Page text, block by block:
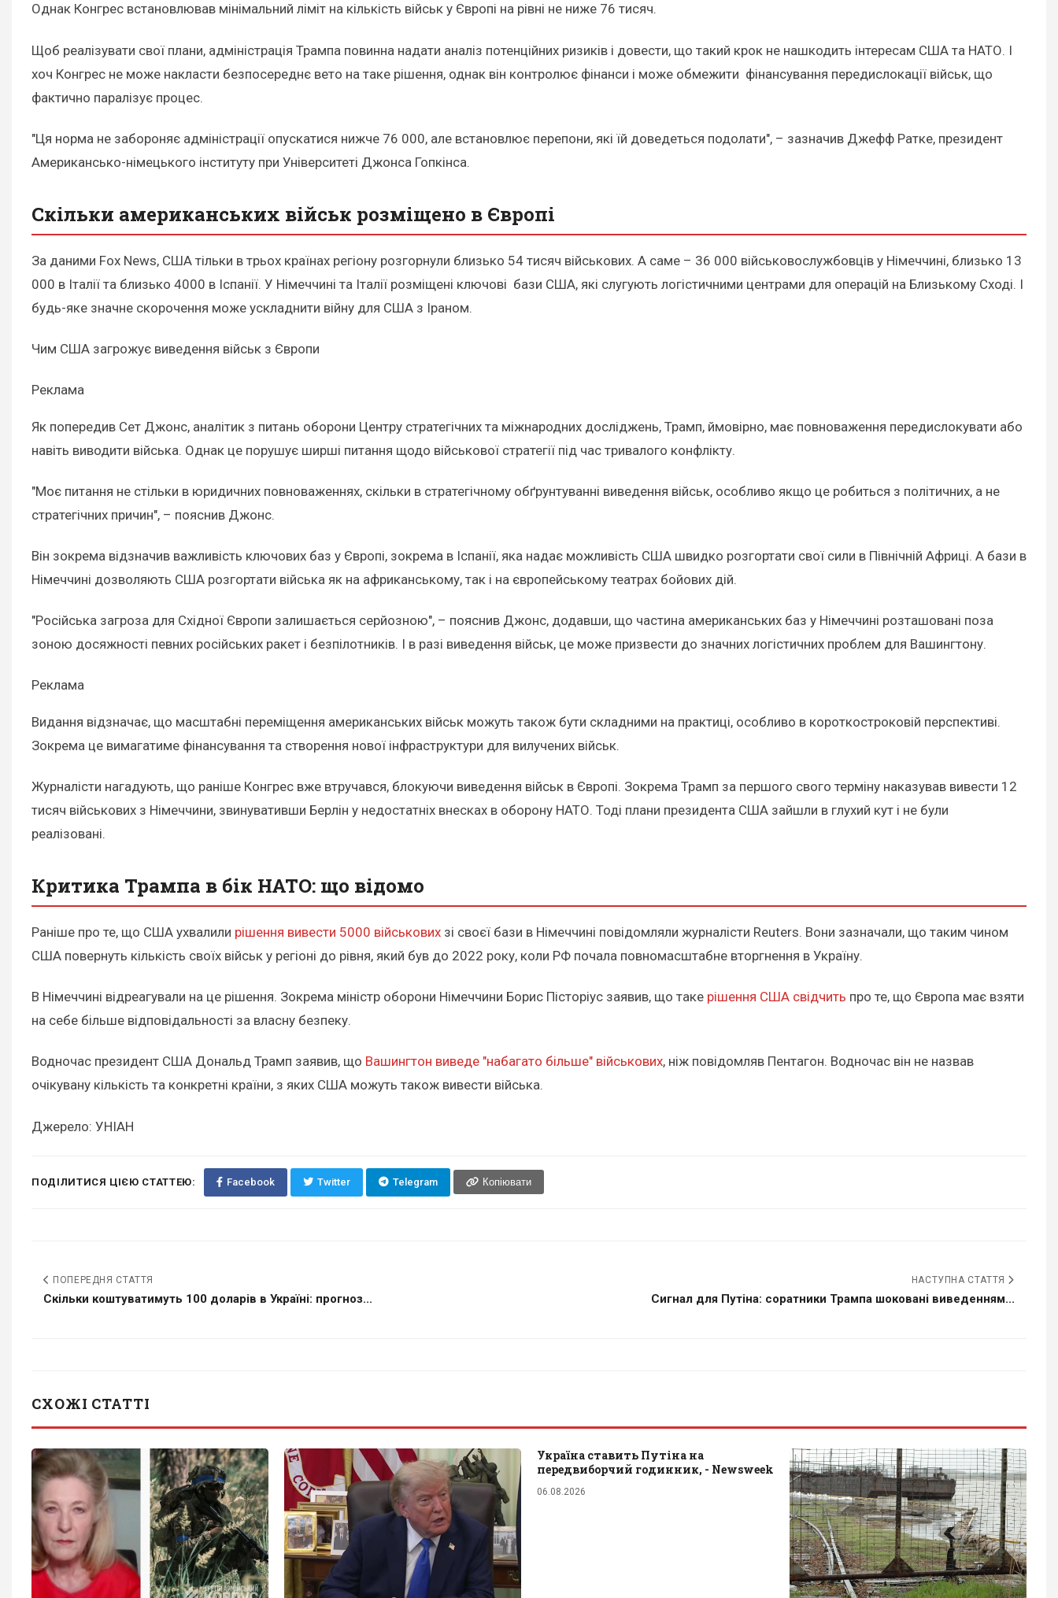
Однак Конгрес встановлював мінімальний ліміт на кількість військ у Європі на рівні не ниже 76 тисяч.
Щоб реалізувати свої плани, адміністрація Трампа повинна надати аналіз потенційних ризиків і довести, що такий крок не нашкодить інтересам США та НАТО. І
хоч Конгрес не може накласти безпосереднє вето на таке рішення, однак він контролює фінанси і може обмежити фінансування передислокації військ, що
фактично паралізує процес.
"Ця норма не забороняє адміністрації опускатися нижче 76 000, але встановлює перепони, які їй доведеться подолати", – зазначив Джефф Ратке, президент
Американсько-німецького інституту при Університеті Джонса Гопкінса.
Скільки американських військ розміщено в Європі
За даними Fox News, США тільки в трьох країнах регіону розгорнули близько 54 тисяч військових. А саме – 36 000 військовослужбовців у Німеччині, близько 13
000 в Італії та близько 4000 в Іспанії. У Німеччині та Італії розміщені ключові бази США, які слугують логістичними центрами для операцій на Близькому Сході. І
будь-яке значне скорочення може ускладнити війну для США з Іраном.
Чим США загрожує виведення військ з Європи
Реклама
Як попередив Сет Джонс, аналітик з питань оборони Центру стратегічних та міжнародних досліджень, Трамп, ймовірно, має повноваження передислокувати або
навіть виводити війська. Однак це порушує ширші питання щодо військової стратегії під час тривалого конфлікту.
"Моє питання не стільки в юридичних повноваженнях, скільки в стратегічному обґрунтуванні виведення військ, особливо якщо це робиться з політичних, а не
стратегічних причин", – пояснив Джонс.
Він зокрема відзначив важливість ключових баз у Європі, зокрема в Іспанії, яка надає можливість США швидко розгортати свої сили в Північній Африці. А бази в
Німеччині дозволяють США розгортати війська як на африканському, так і на європейському театрах бойових дій.
"Російська загроза для Східної Європи залишається серйозною", – пояснив Джонс, додавши, що частина американських баз у Німеччині розташовані поза
зоною досяжності певних російських ракет і безпілотників. І в разі виведення військ, це може призвести до значних логістичних проблем для Вашингтону.
Реклама
Видання відзначає, що масштабні переміщення американських військ можуть також бути складними на практиці, особливо в короткостроковій перспективі.
Зокрема це вимагатиме фінансування та створення нової інфраструктури для вилучених військ.
Журналісти нагадують, що раніше Конгрес вже втручався, блокуючи виведення військ в Європі. Зокрема Трамп за першого свого терміну наказував вивести 12
тисяч військових з Німеччини, звинувативши Берлін у недостатніх внесках в оборону НАТО. Тоді плани президента США зайшли в глухий кут і не були
реалізовані.
Критика Трампа в бік НАТО: що відомо
Раніше про те, що США ухвалили рішення вивести 5000 військових зі своєї бази в Німеччині повідомляли журналісти Reuters. Вони зазначали, що таким чином
США повернуть кількість своїх військ у регіоні до рівня, який був до 2022 року, коли РФ почала повномасштабне вторгнення в Україну.
В Німеччині відреагували на це рішення. Зокрема міністр оборони Німеччини Борис Пісторіус заявив, що таке рішення США свідчить про те, що Європа має взяти
на себе більше відповідальності за власну безпеку.
Водночас президент США Дональд Трамп заявив, що Вашингтон виведе "набагато більше" військових, ніж повідомляв Пентагон. Водночас він не назвав
очікувану кількість та конкретні країни, з яких США можуть також вивести війська.
Джерело: УНІАН
ПОДІЛИТИСЯ ЦІЄЮ СТАТТЕЮ: Facebook Twitter Telegram Копіювати
ПОПЕРЕДНЯ СТАТТЯ
Скільки коштуватимуть 100 доларів в Україні: прогноз...
НАСТУПНА СТАТТЯ
Сигнал для Путіна: соратники Трампа шоковані виведенням...
СХОЖІ СТАТТІ
Україна ставить Путіна на
передвиборчий годинник, - Newsweek
06.08.2026